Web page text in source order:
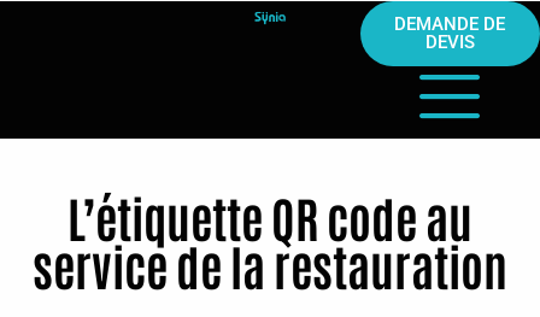
DEMANDE DE
DEVIS
L’étiquette QR code au
service de la restauration